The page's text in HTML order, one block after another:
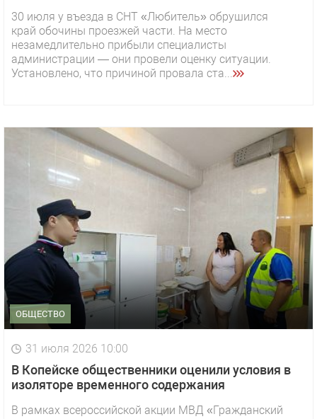
30 июля у въезда в СНТ «Любитель» обрушился
край обочины проезжей части. На место
незамедлительно прибыли специалисты
администрации — они провели оценку ситуации.
Установлено, что причиной провала ста...
ОБЩЕСТВО
31 июля 2026 10:00
В Копейске общественники оценили условия в
изоляторе временного содержания
В рамках всероссийской акции МВД «Гражданский